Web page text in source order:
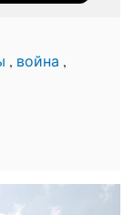
, война ,